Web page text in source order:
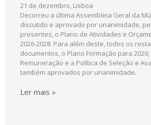
21 de dezembro, Lisboa
Decorreu a última Assembleia Geral da
discutido e aprovado por unanimidade,
presentes, o Plano de Atividades e
2026-2028. Para além deste, todos os
documentos, o Plano Formação para
Remuneração e a Política de Seleção e
também aprovados por unanimidade.
Ler mais »